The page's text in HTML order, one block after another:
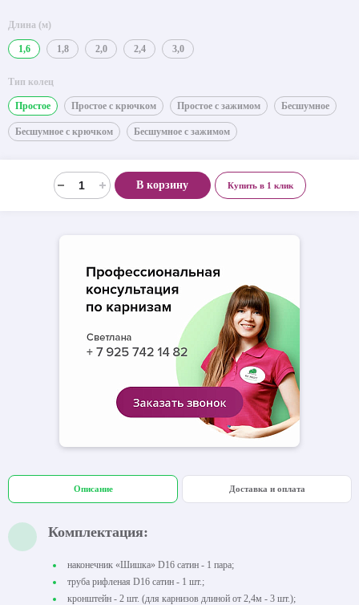
Длина (м)
1,6 1,8 2,0 2,4 3,0
Тип колец
Простое Простое с крючком Простое с зажимом Бесшумное
Бесшумное с крючком Бесшумное с зажимом
В корзину Купить в 1 клик
Описание Доставка и оплата
Комплектация:
наконечник «Шишка» D16 сатин - 1 пара;
труба рифленая D16 сатин - 1 шт.;
кронштейн - 2 шт. (для карнизов длиной от 2,4м - 3 шт.);